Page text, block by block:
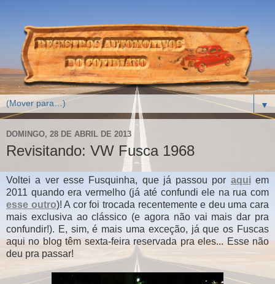
▼
DOMINGO, 28 DE ABRIL DE 2013
Revisitando: VW Fusca 1968
Voltei a ver esse Fusquinha, que já passou por aquiem
2011 quando era vermelho (já até confundi ele na rua com
esse outro)! A cor foi trocada recentemente e deu uma cara
mais exclusiva ao clássico (e agora não vai mais dar pra
confundir!). E, sim, é mais uma exceção, já que os Fuscas
aqui no blog têm sexta-feira reservada pra eles... Esse não
deu pra passar!